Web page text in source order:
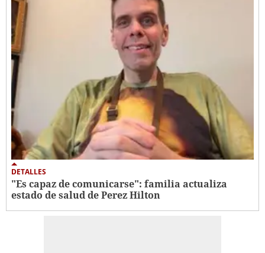
DETALLES
"Es capaz de comunicarse": familia actualiza
estado de salud de Perez Hilton